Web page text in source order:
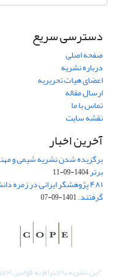
دسترسی سریع
صفحه اصلی
درباره نشریه
اعضای هیات تحریریه
ارسال مقاله
تماس با ما
نقشه سایت
آخرین اخبار
برگزیده شدن نشریه شیمی و
برتر1404-09-11
۴۸۱ پژوهشگر ایرانی در
گرفتند.1401-09-07
"این نشریه با احترام به قوانین